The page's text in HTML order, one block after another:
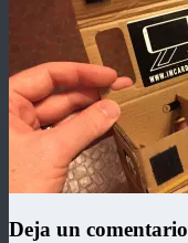
Deja un comentario